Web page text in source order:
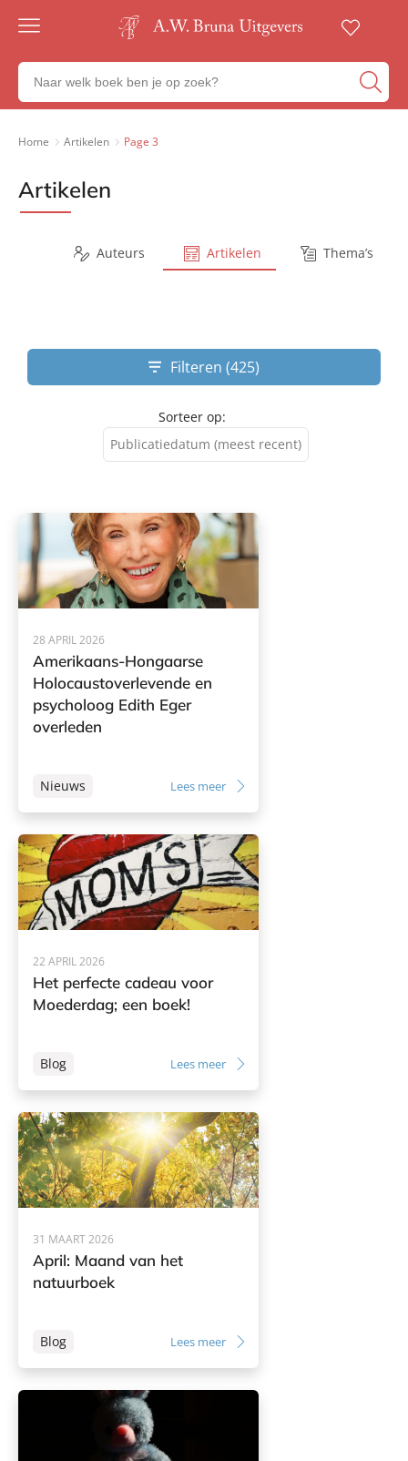
Gratis
23:00
besteld,
werkdag
Veilig
betalen
retourneren
Zoeken
naar
boeken,
Home Artikelen Page 3
Artikelen
Auteurs Artikelen Thema’s
Filteren (425)
Sorteer op:
Publicatiedatum (meest recent)
Publicatiedatum (minst
recent)
28 APRIL 2026
Amerikaans-Hongaarse
Holocaustoverlevende en
psycholoog Edith Eger
overleden
Nieuws Lees meer
22 APRIL 2026
Het perfecte cadeau voor
Moederdag; een boek!
Blog Lees meer
31 MAART 2026
April: Maand van het
natuurboek
Blog Lees meer